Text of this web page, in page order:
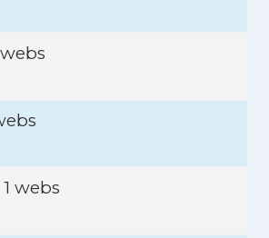
webs
1 webs